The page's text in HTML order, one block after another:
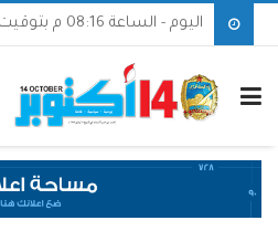
اليوم - الساعة 08:16 م بتوقيت مدينة عدن